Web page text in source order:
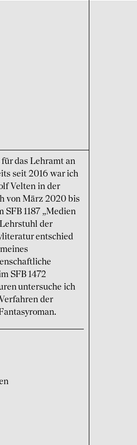
das Lehramt an
seit 2016 war ich
Velten in der
von März 2020 bis
1187 „Medien
der
entschied
SFB 1472
untersuche ich
der